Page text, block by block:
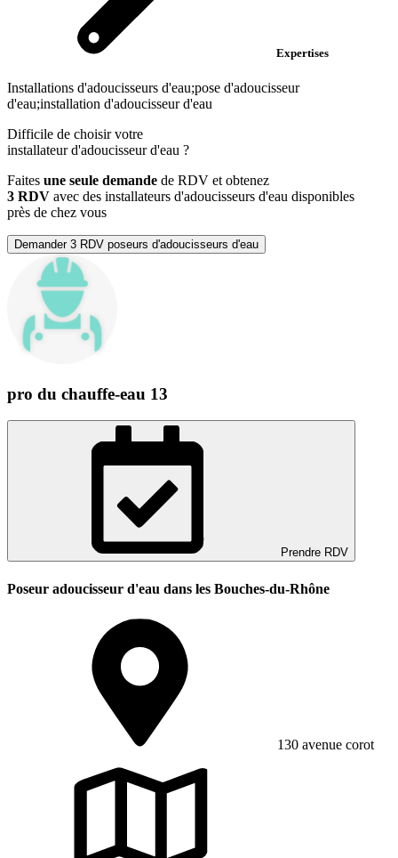
Expertises
Installations d'adoucisseurs d'eau;pose d'adoucisseur
d'eau;installation d'adoucisseur d'eau
Difficile de choisir votre
installateur d'adoucisseur d'eau ?
Faites une seule demande de RDV et obtenez
3 RDV avec des installateurs d'adoucisseurs d'eau disponibles
près de chez vous
Demander 3 RDV poseurs d'adoucisseurs d'eau
pro du chauffe-eau 13
Prendre RDV
Poseur adoucisseur d'eau dans les Bouches-du-Rhône
130 avenue corot